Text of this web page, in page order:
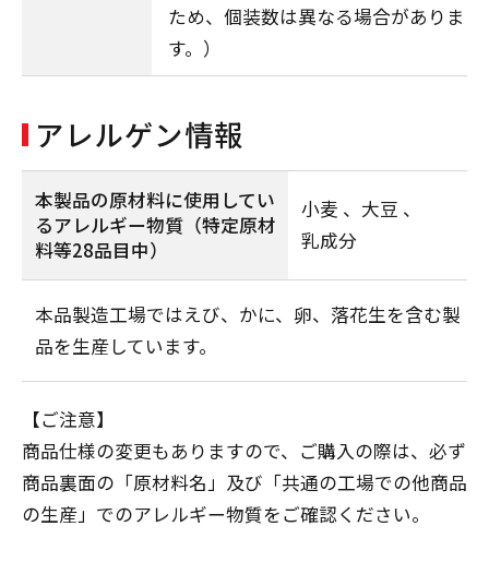
ため、個装数は異なる場合がありま
す。）
アレルゲン情報
本製品の原材料に使用してい
るアレルギー物質（特定原材
料等28品目中）
小麦
大豆
乳成分
本品製造工場ではえび、かに、卵、落花生を含む製
品を生産しています。
【ご注意】
商品仕様の変更もありますので、ご購入の際は、必ず
商品裏面の「原材料名」及び「共通の工場での他商品
の生産」でのアレルギー物質をご確認ください。